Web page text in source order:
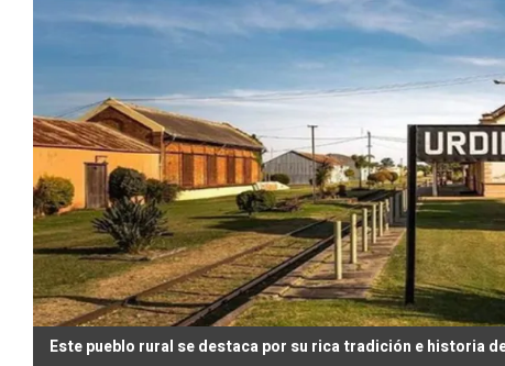
Este pueblo rural se destaca por su rica tradición e historia